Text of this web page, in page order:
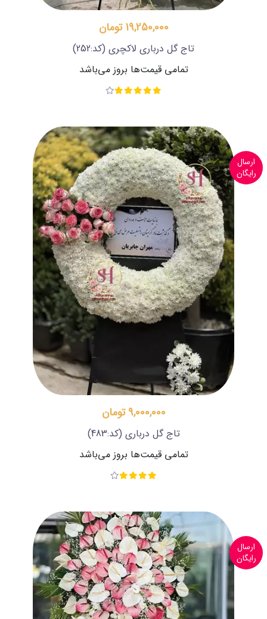
19,250,000 تومان
تاج گل درباری لاکچری (کد:252)
تمامی قیمت‌ها بروز می‌باشد
ارسال
رایگان
9,000,000 تومان
تاج گل درباری (کد:483)
تمامی قیمت‌ها بروز می‌باشد
ارسال
رایگان